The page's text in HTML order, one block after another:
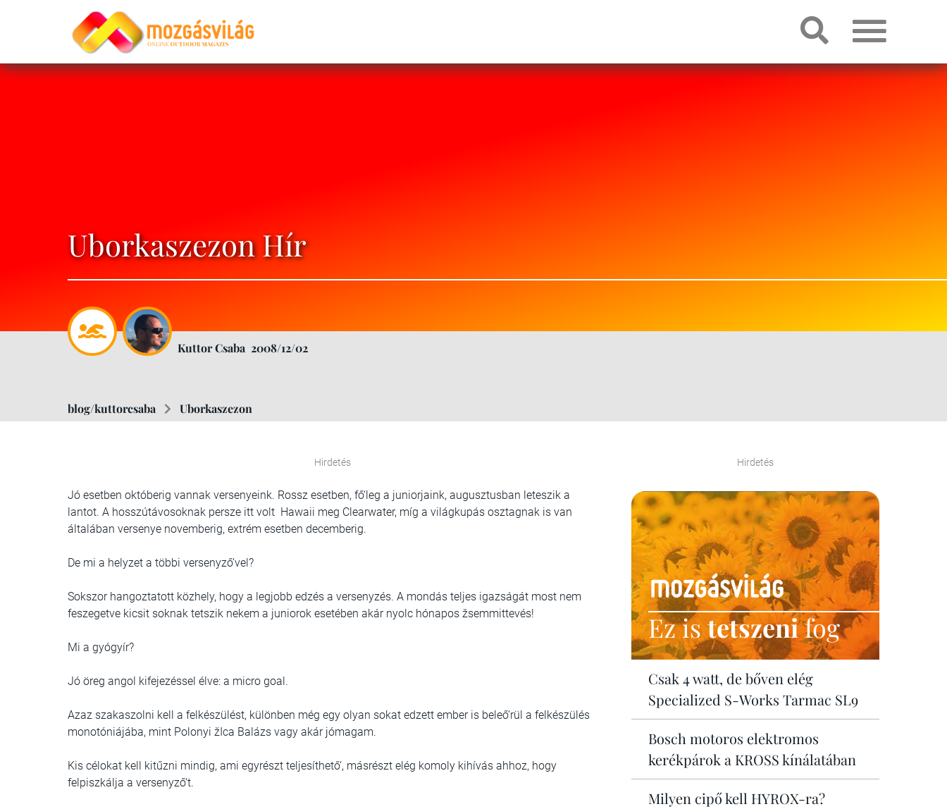
Uborkaszezon Hír
Kuttor Csaba 2008/12/02
blog/kuttorcsaba Uborkaszezon
Hirdetés
Jó esetben októberig vannak versenyeink. Rossz esetben, fő‘leg a juniorjaink, augusztusban leteszik a
lantot. A hosszútávosoknak persze itt volt Hawaii meg Clearwater, míg a világkupás osztagnak is van
általában versenye novemberig, extrém esetben decemberig.
De mi a helyzet a többi versenyző‘vel?
Sokszor hangoztatott közhely, hogy a legjobb edzés a versenyzés. A mondás teljes igazságát most nem
feszegetve kicsit soknak tetszik nekem a juniorok esetében akár nyolc hónapos žsemmittevés!
Mi a gyógyír?
Jó öreg angol kifejezéssel élve: a micro goal.
Azaz szakaszolni kell a felkészülést, különben még egy olyan sokat edzett ember is beleő‘rül a felkészülés
monotóniájába, mint Polonyi žIca Balázs vagy akár jómagam.
Kis célokat kell kitűzni mindig, ami egyrészt teljesíthető‘, másrészt elég komoly kihívás ahhoz, hogy
felpiszkálja a versenyző‘t.
Hirdetés
Ez istetszenifog
Csak 4 watt, de bőven elég
Specialized S-Works Tarmac SL9
Bosch motoros elektromos
kerékpárok a KROSS kínálatában
Milyen cipő kell HYROX-ra?